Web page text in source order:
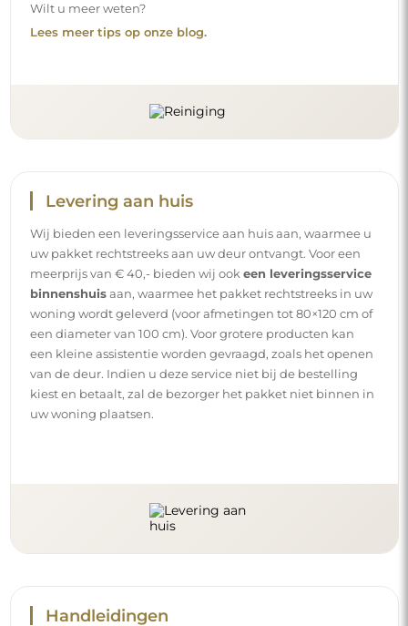
Wilt u meer weten?
Lees meer tips op onze blog.
Levering aan huis
Wij bieden een leveringsservice aan huis aan, waarmee u
uw pakket rechtstreeks aan uw deur ontvangt. Voor een
meerprijs van € 40,- bieden wij ook een leveringsservice
binnenshuisaan, waarmee het pakket rechtstreeks in uw
woning wordt geleverd (voor afmetingen tot 80×120 cm of
een diameter van 100 cm). Voor grotere producten kan
een kleine assistentie worden gevraagd, zoals het openen
van de deur. Indien u deze service niet bij de bestelling
kiest en betaalt, zal de bezorger het pakket niet binnen in
uw woning plaatsen.
Handleidingen